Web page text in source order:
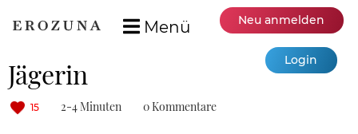
Menü Neu anmelden
Login
Jägerin
15 2-4 Minuten 0 Kommentare